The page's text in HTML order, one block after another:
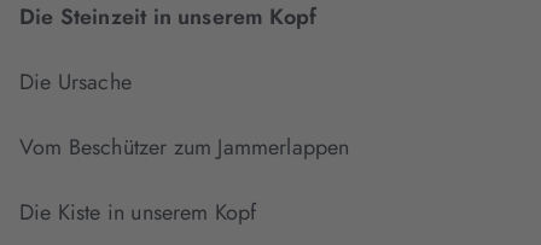
Die Steinzeit in unserem Kopf
Die Ursache
Vom Beschützer zum Jammerlappen
Die Kiste in unserem Kopf